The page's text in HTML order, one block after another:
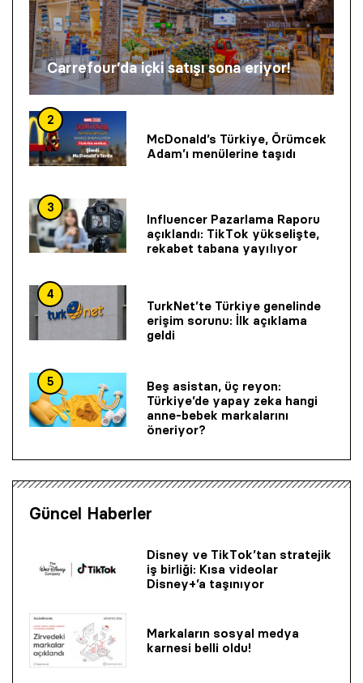
Carrefour’da içki satışı sona eriyor!
2
McDonald’s Türkiye, Örümcek
Adam’ı menülerine taşıdı
3
Influencer Pazarlama Raporu
açıklandı: TikTok yükselişte,
rekabet tabana yayılıyor
4
TurkNet’te Türkiye genelinde
erişim sorunu: İlk açıklama
geldi
5
Beş asistan, üç reyon:
Türkiye’de yapay zeka hangi
anne-bebek markalarını
öneriyor?
Güncel Haberler
Disney ve TikTok’tan stratejik
iş birliği: Kısa videolar
Disney+’a taşınıyor
Markaların sosyal medya
karnesi belli oldu!